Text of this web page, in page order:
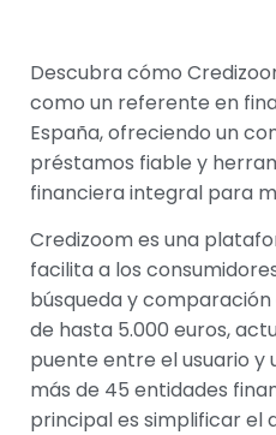
Descubra cómo
como un referente en
España, ofreciendo un
préstamos fiable y
financiera integral para
Credizoom es una
facilita a los
búsqueda y
de hasta 5.000 euros,
puente entre el usuario y
más de 45 entidades
principal es simplificar el